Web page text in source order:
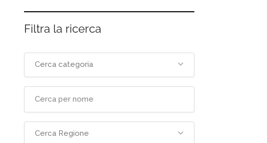
Filtra la ricerca
Cerca categoria
Cerca Regione